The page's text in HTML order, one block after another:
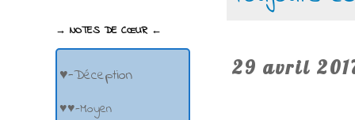
29 avril
→ NOTES DE CŒUR ←
♥-Déception
♥♥-Moyen